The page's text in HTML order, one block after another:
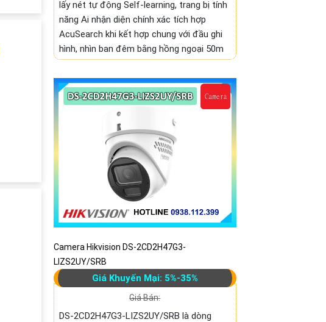
lấy nét tự động Self-learning, trang bị tính
năng Ai nhận diện chính xác tích hợp
AcuSearch khi kết hợp chung với đầu ghi
hình, nhìn ban đêm bằng hồng ngoại 50m
Camera Hikvision DS-2CD2H47G3-
LIZS2UY/SRB
Giá Khuyến Mại: 5%-35%
Giá Bán:
DS-2CD2H47G3-LIZS2UY/SRB là dòng